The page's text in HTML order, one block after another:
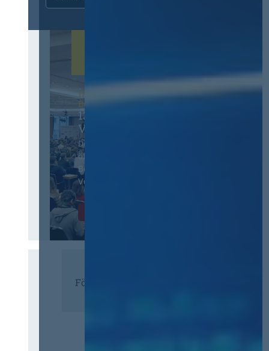
12. & 13. November 2026 in
Berlin
13. Deutscher
Vergabetag
Der Jahreskongress für
öffentliches
Beschaffungswesen und
Vergaberecht
Förderer